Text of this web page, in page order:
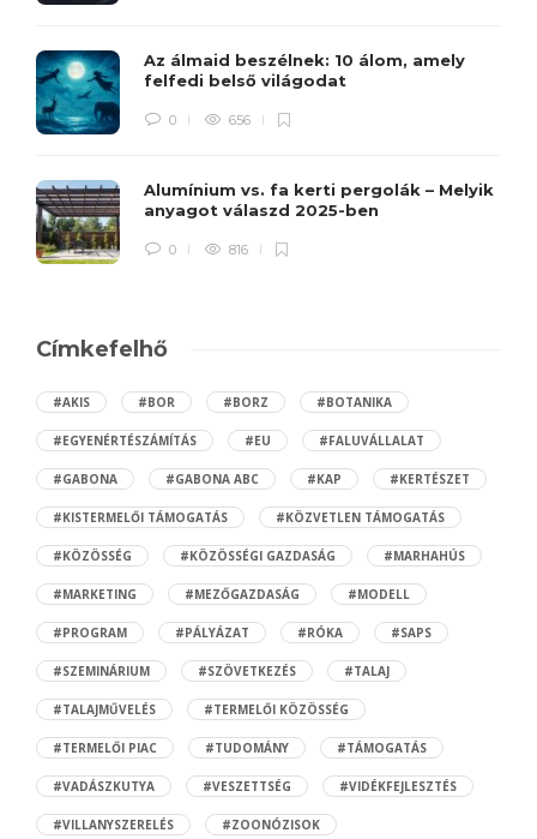
Az álmaid beszélnek: 10 álom, amely
felfedi belső világodat
0 656
Alumínium vs. fa kerti pergolák – Melyik
anyagot válaszd 2025-ben
0 816
Címkefelhő
#AKIS #BOR #BORZ #BOTANIKA
#EGYENÉRTÉSZÁMÍTÁS #EU #FALUVÁLLALAT
#GABONA #GABONA ABC #KAP #KERTÉSZET
#KISTERMELŐI TÁMOGATÁS #KÖZVETLEN TÁMOGATÁS
#KÖZÖSSÉG #KÖZÖSSÉGI GAZDASÁG #MARHAHÚS
#MARKETING #MEZŐGAZDASÁG #MODELL
#PROGRAM #PÁLYÁZAT #RÓKA #SAPS
#SZEMINÁRIUM #SZÖVETKEZÉS #TALAJ
#TALAJMŰVELÉS #TERMELŐI KÖZÖSSÉG
#TERMELŐI PIAC #TUDOMÁNY #TÁMOGATÁS
#VADÁSZKUTYA #VESZETTSÉG #VIDÉKFEJLESZTÉS
#VILLANYSZERELÉS #ZOONÓZISOK